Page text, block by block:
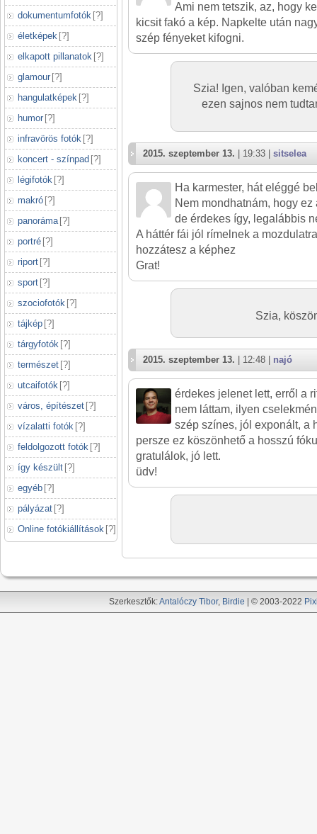
dokumentumfotók [?]
életképek [?]
elkapott pillanatok [?]
glamour [?]
hangulatképek [?]
humor [?]
infravörös fotók [?]
koncert - színpad [?]
légifotók [?]
makró [?]
panoráma [?]
portré [?]
riport [?]
sport [?]
szociofotók [?]
tájkép [?]
tárgyfotók [?]
természet [?]
utcaifotók [?]
város, építészet [?]
vízalatti fotók [?]
feldolgozott fotók [?]
így készült [?]
egyéb [?]
pályázat [?]
Online fotókiállítások [?]
Ami nem tetszik, az, hogy
kicsit fakó a kép. Napkelte után
szép fényeket kifogni.
Szia! Igen, valóban
ezen sajnos nem
2015. szeptember 13. | 19:33 | sitselea
Ha karmester, hát eléggé
Nem mondhatnám, hogy
de érdekes így, legalábbis
A háttér fái jól rímelnek a
hozzátesz a képhez
Grat!
Szia,
2015. szeptember 13. | 12:48 | najó
érdekes jelenet lett, erről a
nem láttam, ilyen
szép színes, jól exponált, a
persze ez köszönhető a hosszú
gratulálok, jó lett.
üdv!
Szerkesztők:Antalóczy Tibor, Birdie | © 2003-2022